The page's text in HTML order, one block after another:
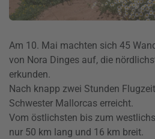
Am 10. Mai machten sich 45
von Nora Dinges auf, die
erkunden.
Nach knapp zwei Stunden
Schwester Mallorcas erreicht.
Vom östlichsten bis zum
nur 50 km lang und 16 km breit.